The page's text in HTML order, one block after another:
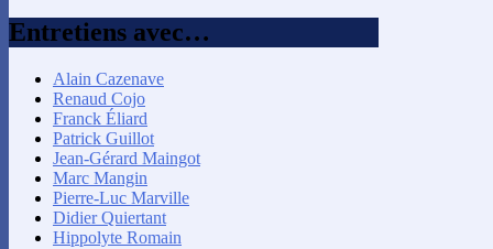
mois
Entretiens avec…
Alain Cazenave
Renaud Cojo
Franck Éliard
Patrick Guillot
Jean-Gérard Maingot
Marc Mangin
Pierre-Luc Marville
Didier Quiertant
Hippolyte Romain